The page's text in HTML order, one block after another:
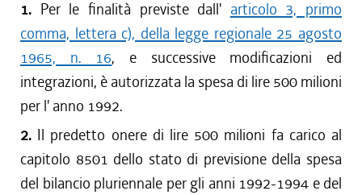
1. Per le finalità previste dall' articolo 3, primo
comma, lettera c), della legge regionale 25 agosto
1965, n. 16, e successive modificazioni ed
integrazioni, è autorizzata la spesa di lire 500 milioni
per l' anno 1992.
2. Il predetto onere di lire 500 milioni fa carico al
capitolo 8501 dello stato di previsione della spesa
del bilancio pluriennale per gli anni 1992-1994 e del